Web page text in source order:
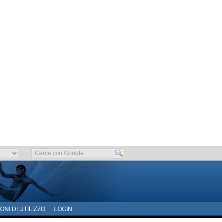
DI UTILIZZO LOGIN